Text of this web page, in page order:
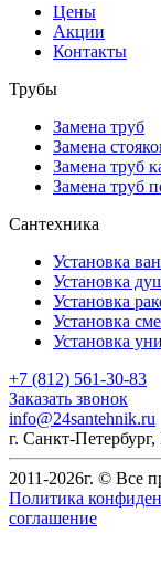
Цены
Акции
Контакты
Трубы
Замена труб
Замена
Замена труб
Замена труб
Сантехника
Установка
Установка
Установка
Установка
Установка
+7 (812) 561-30-83
Заказать звонок
info@24santehnik.ru
г. Санкт-Петербург,
2011-2026г. © Все
Политика
соглашение